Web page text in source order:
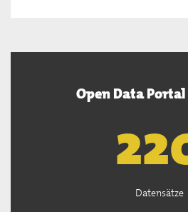
Open Data
Datensätze